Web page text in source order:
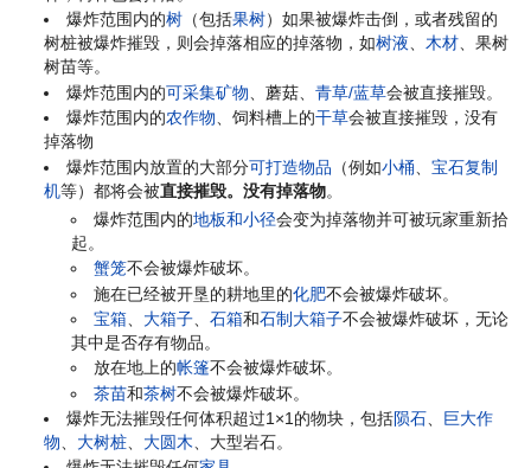
爆炸范围内的树 （包括果树）如果被爆炸击倒，或者残留的
树桩被爆炸摧毁，则会掉落相应的掉落物，如树液、木材、果树
树苗等。
爆炸范围内的可采集矿物 、蘑菇、青草/蓝草会被直接摧毁。
爆炸范围内的农作物 、饲料槽上的干草会被直接摧毁，没有
掉落物
爆炸范围内放置的大部分可打造物品 （例如小桶 、宝石复制
机等）都将会被直接摧毁。没有掉落物。
爆炸范围内的地板和小径会变为掉落物并可被玩家重新拾
起。
蟹笼不会被爆炸破坏。
施在已经被开垦的耕地里的化肥不会被爆炸破坏。
宝箱、 大箱子、 石箱和石制大箱子不会被爆炸破坏，无论
其中是否存有物品。
放在地上的帐篷不会被爆炸破坏。
茶苗和茶树不会被爆炸破坏。
爆炸无法摧毁任何体积超过1×1的物块，包括陨石
巨大作
物
大树桩 大圆木 、大型岩石。